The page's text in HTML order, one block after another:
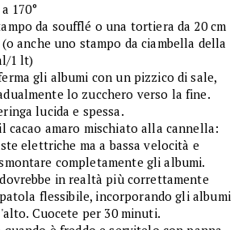
170°
da soufflé o una tortiera da 20 cm
anche uno stampo da ciambella della
1 lt)
gli albumi con un pizzico di sale,
lo zucchero verso la fine.
lucida e spessa.
cacao amaro mischiato alla cannella:
elettriche ma a bassa velocità e
completamente gli albumi.
in realtà più correttamente
flessibile, incorporando gli albumi
Cuocete per 30 minuti.